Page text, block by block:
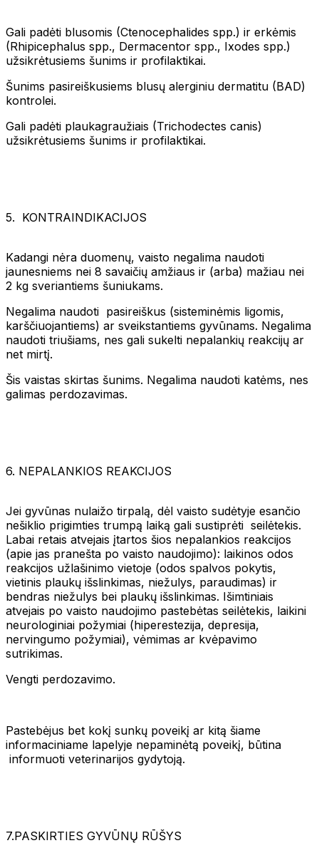
Gali padėti blusomis (Ctenocephalides spp.) ir erkėmis
(Rhipicephalus spp., Dermacentor spp., Ixodes spp.)
užsikrėtusiems šunims ir profilaktikai.
Šunims pasireiškusiems blusų alerginiu dermatitu (BAD)
kontrolei.
Gali padėti plaukagraužiais (Trichodectes canis)
užsikrėtusiems šunims ir profilaktikai.
5. KONTRAINDIKACIJOS
Kadangi nėra duomenų, vaisto negalima naudoti
jaunesniems nei 8 savaičių amžiaus ir (arba) mažiau nei
2 kg sveriantiems šuniukams.
Negalima naudoti pasireiškus (sisteminėmis ligomis,
karščiuojantiems) ar sveikstantiems gyvūnams. Negalima
naudoti triušiams, nes gali sukelti nepalankių reakcijų ar
net mirtį.
Šis vaistas skirtas šunims. Negalima naudoti katėms, nes
galimas perdozavimas.
6. NEPALANKIOS REAKCIJOS
Jei gyvūnas nulaižo tirpalą, dėl vaisto sudėtyje esančio
nešiklio prigimties trumpą laiką gali sustiprėti seilėtekis.
Labai retais atvejais įtartos šios nepalankios reakcijos
(apie jas pranešta po vaisto naudojimo): laikinos odos
reakcijos užlašinimo vietoje (odos spalvos pokytis,
vietinis plaukų išslinkimas, niežulys, paraudimas) ir
bendras niežulys bei plaukų išslinkimas. Išimtiniais
atvejais po vaisto naudojimo pastebėtas seilėtekis, laikini
neurologiniai požymiai (hiperestezija, depresija,
nervingumo požymiai), vėmimas ar kvėpavimo
sutrikimas.
Vengti perdozavimo.
Pastebėjus bet kokį sunkų poveikį ar kitą šiame
informaciniame lapelyje nepaminėtą poveikį, būtina
informuoti veterinarijos gydytoją.
7.PASKIRTIES GYVŪNŲ RŪŠYS